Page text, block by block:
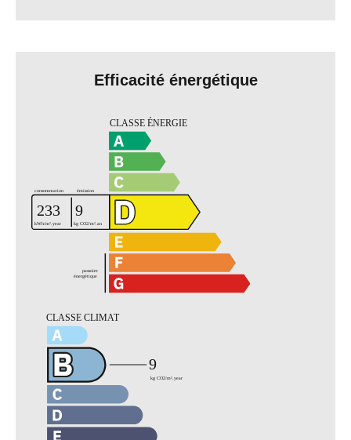
Efficacité énergétique